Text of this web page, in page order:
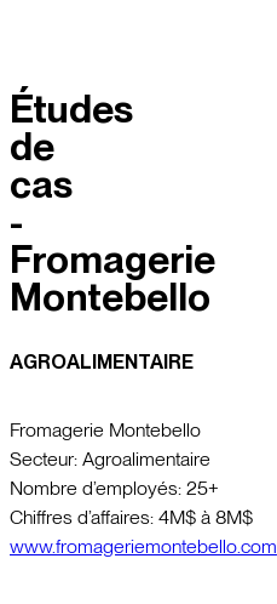
Études
de
cas
-
Fromagerie
Montebello
AGROALIMENTAIRE
Fromagerie Montebello
Secteur: Agroalimentaire
Nombre d’employés: 25+
Chiffres d’affaires: 4M$ à 8M$
www.fromageriemontebello.com